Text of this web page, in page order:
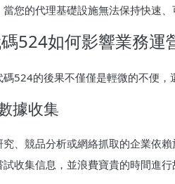
當您的代理基礎設施無法保持快速
524如何影響業務運
碼524的後果不僅僅是輕微的不便
據收集
究、競品分析或網絡抓取的企業依
試收集信息，並浪費寶貴的時間進